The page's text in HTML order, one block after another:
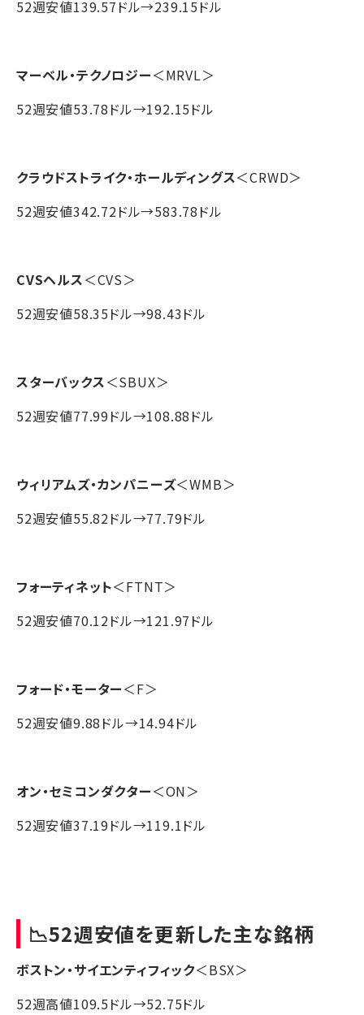
52週安値139.57ドル→239.15ドル
マーベル・テクノロジー＜MRVL＞
52週安値53.78ドル→192.15ドル
クラウドストライク・ホールディングス＜CRWD＞
52週安値342.72ドル→583.78ドル
CVSヘルス＜CVS＞
52週安値58.35ドル→98.43ドル
スターバックス＜SBUX＞
52週安値77.99ドル→108.88ドル
ウィリアムズ・カンパニーズ＜WMB＞
52週安値55.82ドル→77.79ドル
フォーティネット＜FTNT＞
52週安値70.12ドル→121.97ドル
フォード・モーター＜F＞
52週安値9.88ドル→14.94ドル
オン・セミコンダクター＜ON＞
52週安値37.19ドル→119.1ドル
📉52週安値を更新した主な銘柄
ボストン・サイエンティフィック＜BSX＞
52週高値109.5ドル→52.75ドル